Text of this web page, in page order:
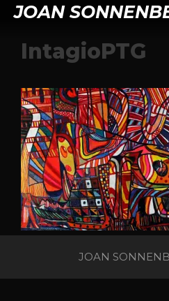
JOAN
IntagioPTG
JOAN